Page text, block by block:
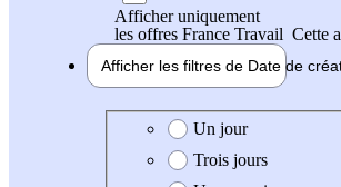
Afficher uniquement
les offres France Travail Cette
Afficher les filtres de Date de
Date de création de l'offre
Un jour
Trois jours